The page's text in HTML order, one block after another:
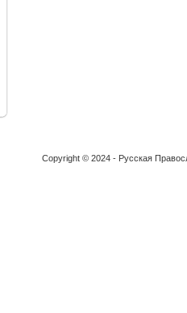
Copyright © 2024 - Русская